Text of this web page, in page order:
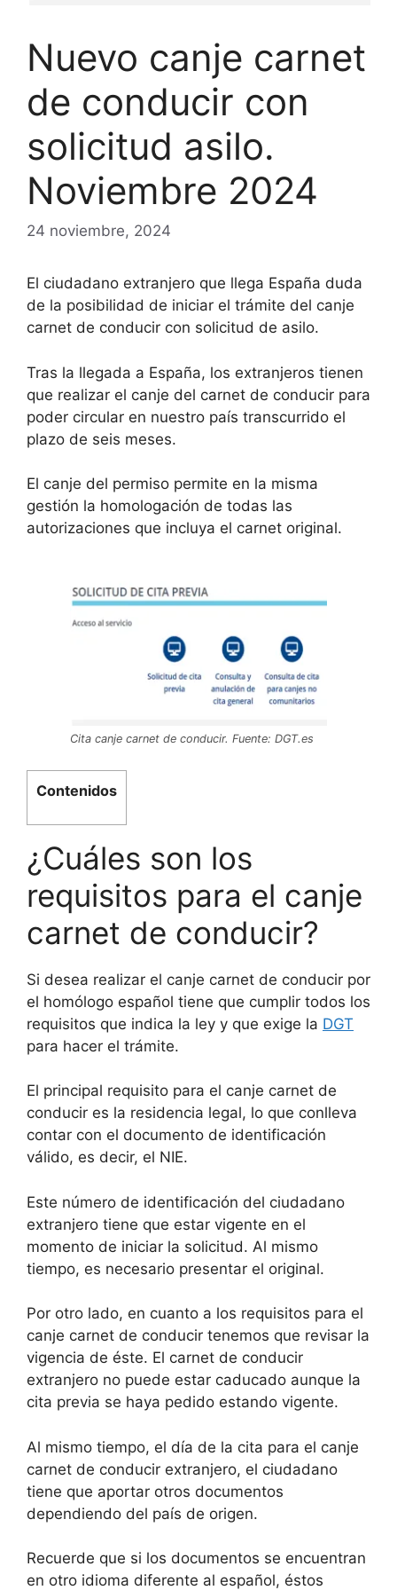
Nuevo canje carnet
de conducir con
solicitud asilo.
Noviembre 2024
24 noviembre, 2024
El ciudadano extranjero que llega España duda
de la posibilidad de iniciar el trámite del canje
carnet de conducir con solicitud de asilo.
Tras la llegada a España, los extranjeros tienen
que realizar el canje del carnet de conducir para
poder circular en nuestro país transcurrido el
plazo de seis meses.
El canje del permiso permite en la misma
gestión la homologación de todas las
autorizaciones que incluya el carnet original.
Cita canje carnet de conducir. Fuente: DGT.es
Contenidos
¿Cuáles son los
requisitos para el canje
carnet de conducir?
Si desea realizar el canje carnet de conducir por
el homólogo español tiene que cumplir todos los
requisitos que indica la ley y que exige la DGT
para hacer el trámite.
El principal requisito para el canje carnet de
conducir es la residencia legal, lo que conlleva
contar con el documento de identificación
válido, es decir, el NIE.
Este número de identificación del ciudadano
extranjero tiene que estar vigente en el
momento de iniciar la solicitud. Al mismo
tiempo, es necesario presentar el original.
Por otro lado, en cuanto a los requisitos para el
canje carnet de conducir tenemos que revisar la
vigencia de éste. El carnet de conducir
extranjero no puede estar caducado aunque la
cita previa se haya pedido estando vigente.
Al mismo tiempo, el día de la cita para el canje
carnet de conducir extranjero, el ciudadano
tiene que aportar otros documentos
dependiendo del país de origen.
Recuerde que si los documentos se encuentran
en otro idioma diferente al español, éstos